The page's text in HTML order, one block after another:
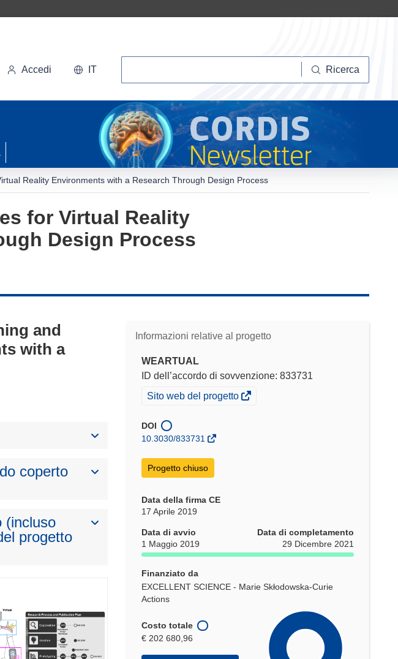
Accedi IT Ricerca
Reality Environments with a Research Through Design Process
for Virtual Reality
Design Process
Informazioni relative al progetto
WEARTUAL
ID dell’accordo di sovvenzione: 833731
(si
una
nuova
Sito web del progetto
DOI
10.3030/833731
Progetto chiuso
Data della firma CE
17 Aprile 2019
Data di avvio
1 Maggio 2019
Data di completamento
29 Dicembre 2021
Finanziato da
EXCELLENT SCIENCE - Marie Skłodowska-Curie
Actions
Costo totale
€ 202 680,96
and
with a
coperto
(incluso
progetto